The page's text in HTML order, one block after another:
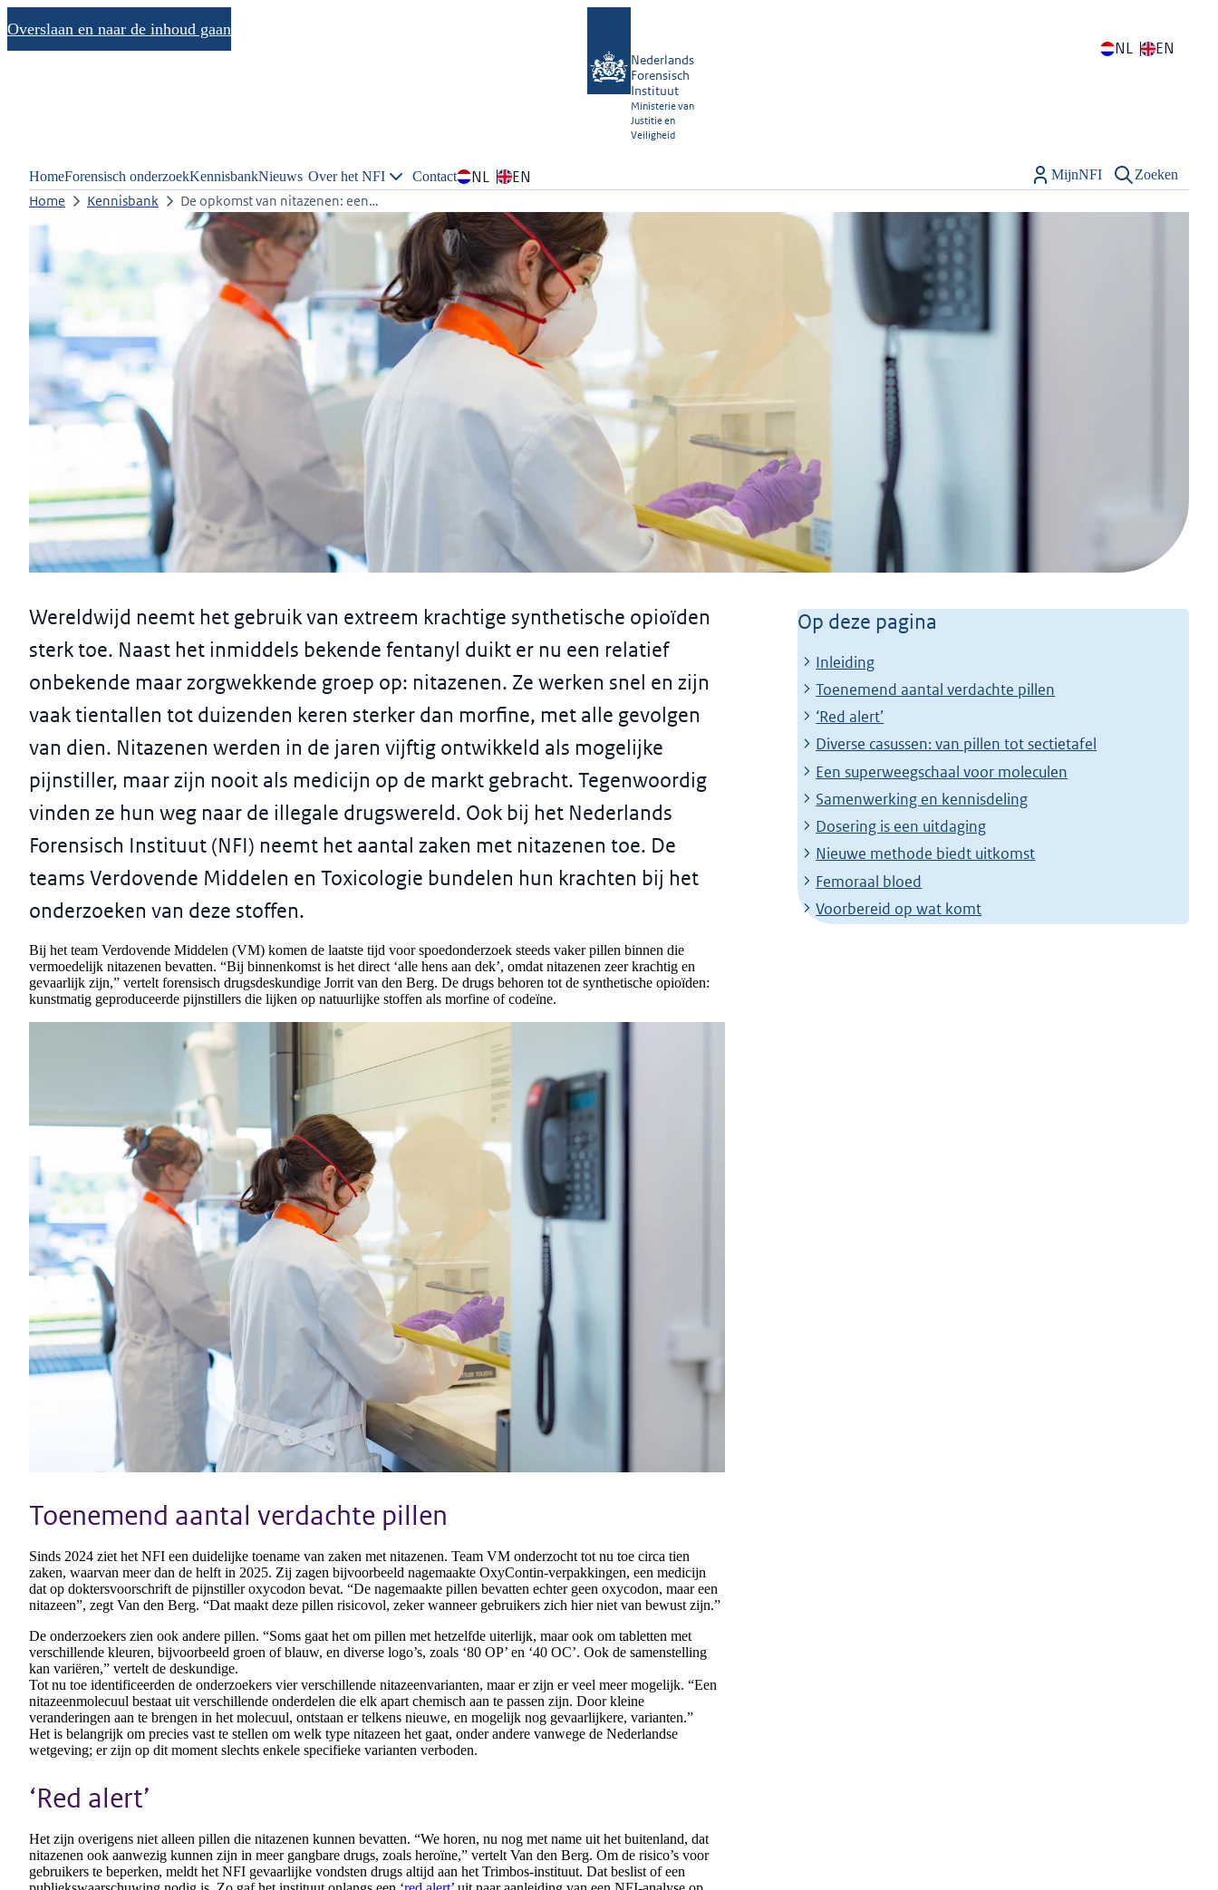
Overslaan en naar de inhoud gaan
NL EN
Nederlands
Forensisch
Instituut
Ministerie van
Justitie en
Veiligheid
HomeForensisch onderzoekKennisbankNieuws Over het NFI Contact NL EN MijnNFI Zoeken
Home Kennisbank De opkomst van nitazenen: een…
De opkomst van nitazenen: een zorgwekkende trend in de
drugswereld
Op deze pagina
Inleiding
Toenemend aantal verdachte pillen
‘Red alert’
Diverse casussen: van pillen tot sectietafel
Een superweegschaal voor moleculen
Samenwerking en kennisdeling
Dosering is een uitdaging
Nieuwe methode biedt uitkomst
Femoraal bloed
Voorbereid op wat komt
Wereldwijd neemt het gebruik van extreem krachtige synthetische opioïden
sterk toe. Naast het inmiddels bekende fentanyl duikt er nu een relatief
onbekende maar zorgwekkende groep op: nitazenen. Ze werken snel en zijn
vaak tientallen tot duizenden keren sterker dan morfine, met alle gevolgen
van dien. Nitazenen werden in de jaren vijftig ontwikkeld als mogelijke
pijnstiller, maar zijn nooit als medicijn op de markt gebracht. Tegenwoordig
vinden ze hun weg naar de illegale drugswereld. Ook bij het Nederlands
Forensisch Instituut (NFI) neemt het aantal zaken met nitazenen toe. De
teams Verdovende Middelen en Toxicologie bundelen hun krachten bij het
onderzoeken van deze stoffen.
Bij het team Verdovende Middelen (VM) komen de laatste tijd voor spoedonderzoek steeds vaker pillen binnen die
vermoedelijk nitazenen bevatten. “Bij binnenkomst is het direct ‘alle hens aan dek’, omdat nitazenen zeer krachtig en
gevaarlijk zijn,” vertelt forensisch drugsdeskundige Jorrit van den Berg. De drugs behoren tot de synthetische opioïden:
kunstmatig geproduceerde pijnstillers die lijken op natuurlijke stoffen als morfine of codeïne.
Toenemend aantal verdachte pillen
Sinds 2024 ziet het NFI een duidelijke toename van zaken met nitazenen. Team VM onderzocht tot nu toe circa tien
zaken, waarvan meer dan de helft in 2025. Zij zagen bijvoorbeeld nagemaakte OxyContin-verpakkingen, een medicijn
dat op doktersvoorschrift de pijnstiller oxycodon bevat. “De nagemaakte pillen bevatten echter geen oxycodon, maar een
nitazeen”, zegt Van den Berg. “Dat maakt deze pillen risicovol, zeker wanneer gebruikers zich hier niet van bewust zijn.”
De onderzoekers zien ook andere pillen. “Soms gaat het om pillen met hetzelfde uiterlijk, maar ook om tabletten met
verschillende kleuren, bijvoorbeeld groen of blauw, en diverse logo’s, zoals ‘80 OP’ en ‘40 OC’. Ook de samenstelling
kan variëren,” vertelt de deskundige.
Tot nu toe identificeerden de onderzoekers vier verschillende nitazeenvarianten, maar er zijn er veel meer mogelijk. “Een
nitazeenmolecuul bestaat uit verschillende onderdelen die elk apart chemisch aan te passen zijn. Door kleine
veranderingen aan te brengen in het molecuul, ontstaan er telkens nieuwe, en mogelijk nog gevaarlijkere, varianten.”
Het is belangrijk om precies vast te stellen om welk type nitazeen het gaat, onder andere vanwege de Nederlandse
wetgeving; er zijn op dit moment slechts enkele specifieke varianten verboden.
‘Red alert’
Het zijn overigens niet alleen pillen die nitazenen kunnen bevatten. “We horen, nu nog met name uit het buitenland, dat
nitazenen ook aanwezig kunnen zijn in meer gangbare drugs, zoals heroïne,” vertelt Van den Berg. Om de risico’s voor
gebruikers te beperken, meldt het NFI gevaarlijke vondsten drugs altijd aan het Trimbos-instituut. Dat beslist of een